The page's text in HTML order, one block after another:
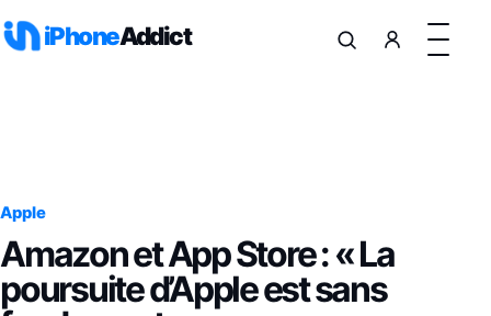
iPhoneAddict
Apple
Amazon et App Store : « La
poursuite d’Apple est sans